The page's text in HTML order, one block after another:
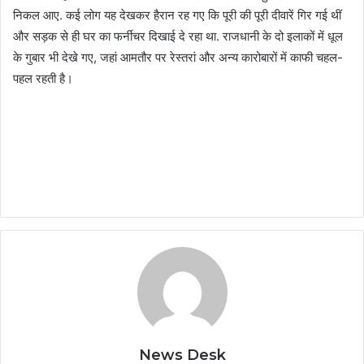
निकल आए. कई लोग यह देखकर हैरान रह गए कि पूरी की पूरी दीवारें गिर गई थीं
और सड़क से ही घर का फर्नीचर दिखाई दे रहा था. राजधानी के दो इलाकों में धूल
के गुबार भी देखे गए, जहां आमतौर पर रेस्तरां और अन्य कारोबारों में काफी चहल-
पहल रहती है।
News Desk